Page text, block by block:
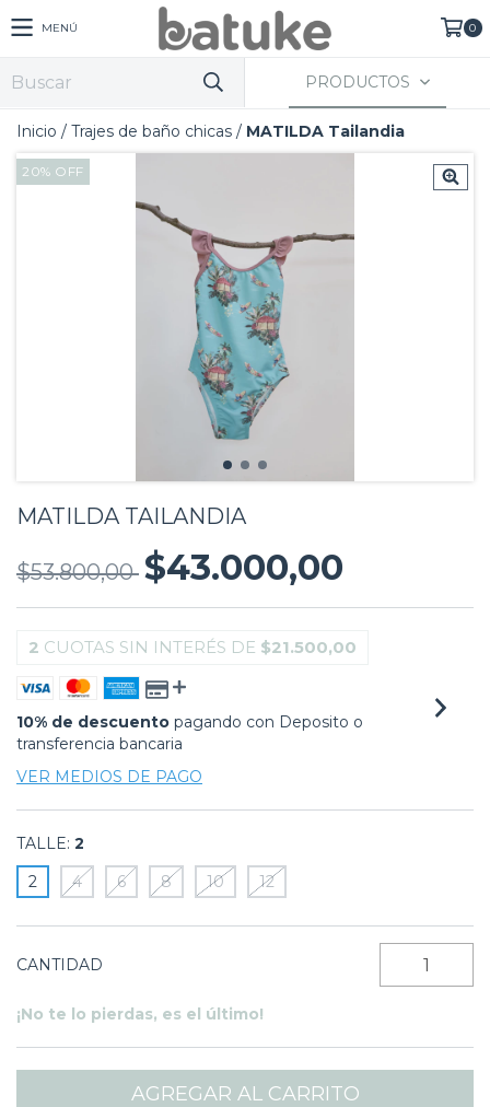
MENÚ 0
PRODUCTOS
Inicio / Trajes de baño chicas / MATILDA Tailandia
20% OFF
MATILDA TAILANDIA
$53.800,00 $43.000,00
2 CUOTAS SIN INTERÉS DE $21.500,00
10% de descuento pagando con Deposito o
transferencia bancaria
VER MEDIOS DE PAGO
TALLE: 2
2
4 6 8 10 12
CANTIDAD
¡No te lo pierdas, es el último!